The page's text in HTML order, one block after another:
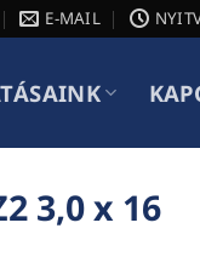
E-MAIL
3,0 x 16